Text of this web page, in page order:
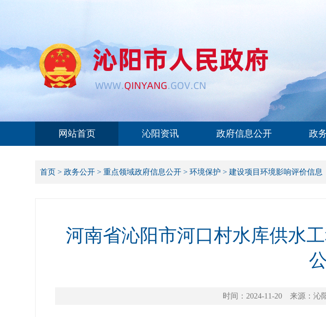
网站首页 沁阳资讯 政府信息公开 政
首页 > 政务公开 > 重点领域政府信息公开 > 环境保护 > 建设项目环境影响评价信息
河南省沁阳市河口村水库供水
时间：2024-11-20 来源：沁